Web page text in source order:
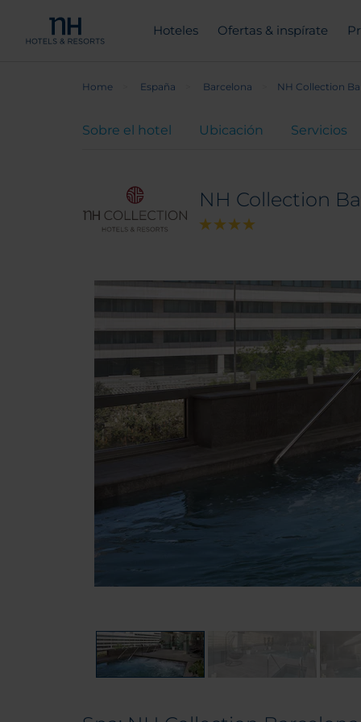
Hoteles Ofertas & inspírate
Home España Barcelona NH Collection
Sobre el hotel Ubicación Servicios
NH Collection